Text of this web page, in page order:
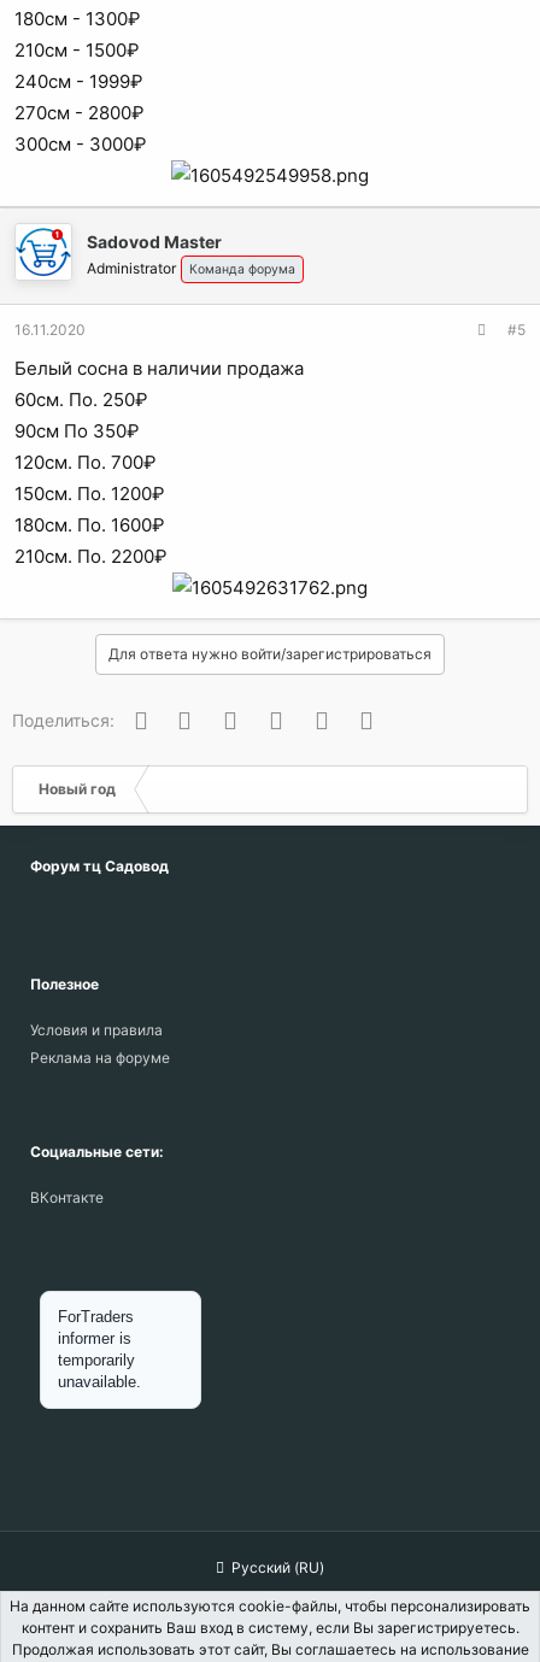
180см - 1300₽
210см - 1500₽
240см - 1999₽
270см - 2800₽
300см - 3000₽
Sadovod Master
Administrator Команда форума
16.11.2020 #5
Белый сосна в наличии продажа
60см. По. 250₽
90см По 350₽
120см. По. 700₽
150см. По. 1200₽
180см. По. 1600₽
210см. По. 2200₽
Для ответа нужно войти/зарегистрироваться
Поделиться: ВконтактеОдноклассники
Facebook
Twitter WhatsApp
Новый год
Форум тц Садовод
Полезное
Условия и правила
Реклама на форуме
Социальные сети:
ВКонтакте
Русский (RU)
Обратная связь
Условия и правила
Политика конфиденциальности
Помощь Главная
S
На данном сайте используются cookie-файлы, чтобы персонализировать
контент и сохранить Ваш вход в систему, если Вы зарегистрируетесь.
Продолжая использовать этот сайт, Вы соглашаетесь на использование